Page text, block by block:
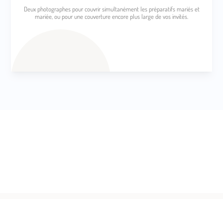
Deux photographes pour couvrir simultanément les préparatifs mariés et
mariée, ou pour une couverture encore plus large de vos invités.